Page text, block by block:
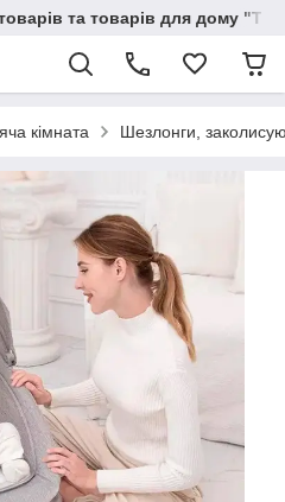
та товарів для дому
кімната Шезлонги,